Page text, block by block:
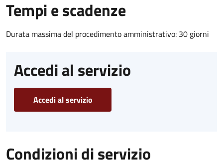
Tempi e scadenze
Durata massima del procedimento amministrativo: 30 giorni
Accedi al servizio
Accedi al servizio
Condizioni di servizio